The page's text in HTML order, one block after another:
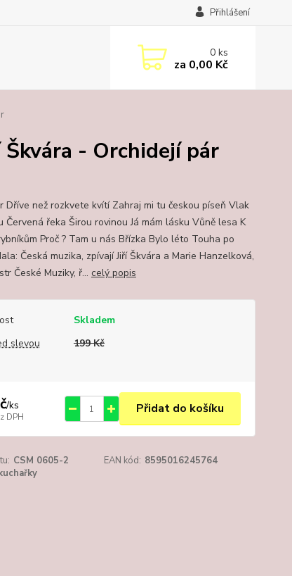
Přihlášení
0ks
za 0,00 Kč
- Orchidejí pár
Dříve než rozkvete kvítí Zahraj mi tu českou píseň Vlak
Červená řeka Širou rovinou Já mám lásku Vůně lesa K
Proč ? Tam u nás Břízka Bylo léto Touha po
Česká muzika, zpívají Jiří Škvára a Marie Hanzelková,
České Muziky, ř... celý popis
Skladem
slevou
199 Kč
/ks
DPH
Přidat do košíku
CSM 0605-2 EAN kód: 8595016245764